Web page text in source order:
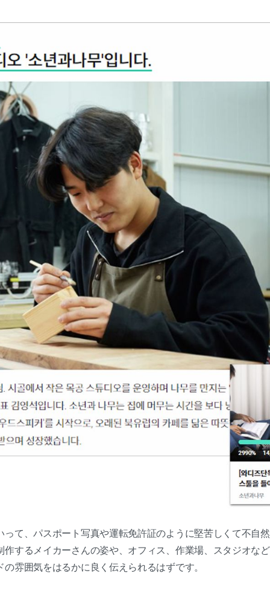
って、パスポート写真や運転免許証のように堅苦しくて不自
作するメイカーさんの姿や、オフィス、作業場、スタジオな
雰囲気をはるかに良く伝えられるはずです。